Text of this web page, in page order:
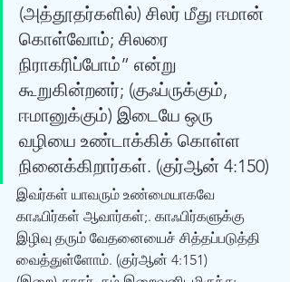
(அத்தூதர்களில்) சிலர் மீது ஈமான்
கொள்வோம்; சிலரை
நிராகரிப்போம்” என்று
கூறுகின்றனர்; (குஃப்ருக்கும்,
ஈமானுக்கும்) இடையே ஒரு
வழியை உண்டாக்கிக் கொள்ள
நினைக்கிறார்கள். (குர்‍ஆன் 4:150)
இவர்கள் யாவரும் உண்மையாகவே
காஃபிர்கள் ஆவார்கள்;. காஃபிர்களுக்கு
இழிவு தரும் வேதனையைச் சித்தப்படுத்தி
வைத்துள்ளோம். (குர்‍ஆன் 4:151)